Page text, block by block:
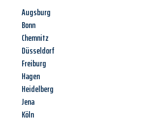
Augsburg
Bonn
Chemnitz
Düsseldorf
Freiburg
Hagen
Heidelberg
Jena
Köln